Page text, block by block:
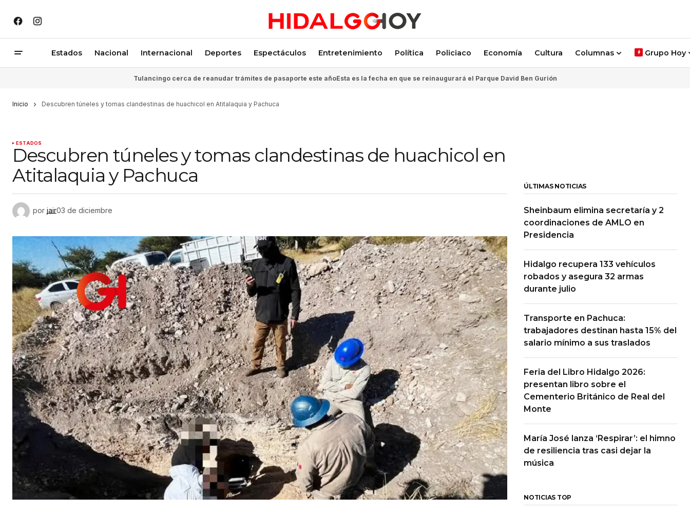
Estados Nacional Internacional Deportes Espectáculos Entretenimiento Política Policiaco Economía Cultura Columnas Grupo Hoy
Tulancingo cerca de reanudar trámites de pasaporte este añoEsta es la fecha en que se reinaugurará el Parque David Ben Gurión
Inicio Descubren túneles y tomas clandestinas de huachicol en Atitalaquia y Pachuca
ESTADOS
Descubren túneles y tomas clandestinas de huachicol en
Atitalaquia y Pachuca
por jair03 de diciembre
ÚLTIMAS NOTICIAS
Sheinbaum elimina secretaría y 2
coordinaciones de AMLO en
Presidencia
Hidalgo recupera 133 vehículos
robados y asegura 32 armas
durante julio
Transporte en Pachuca:
trabajadores destinan hasta 15% del
salario mínimo a sus traslados
Feria del Libro Hidalgo 2026:
presentan libro sobre el
Cementerio Británico de Real del
Monte
María José lanza ‘Respirar’: el himno
de resiliencia tras casi dejar la
música
NOTICIAS TOP